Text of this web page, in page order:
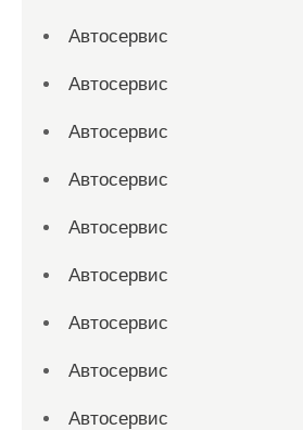
Автосервис
Автосервис
Автосервис
Автосервис
Автосервис
Автосервис
Автосервис
Автосервис
Автосервис